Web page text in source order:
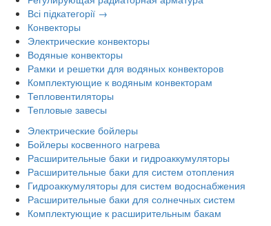
Всі підкатегорії →
Конвекторы
Электрические конвекторы
Водяные конвекторы
Рамки и решетки для водяных конвекторов
Комплектующие к водяным конвекторам
Тепловентиляторы
Тепловые завесы
Электрические бойлеры
Бойлеры косвенного нагрева
Расширительные баки и гидроаккумуляторы
Расширительные баки для систем отопления
Гидроаккумуляторы для систем водоснабжения
Расширительные баки для солнечных систем
Комплектующие к расширительным бакам